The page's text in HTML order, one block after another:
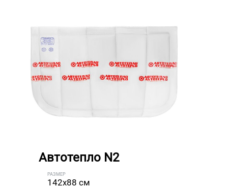
Автотепло N2
РАЗМЕР
142x88 см